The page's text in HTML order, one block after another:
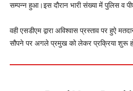
सम्पन्न हुआ।इस दौरान भारी संख्या में पुलिस व
वही एसडीएम द्वारा अविश्वास प्रस्ताव पर हुऐ
सौपने पर अगले प्रमुख को लेकर प्रक्रिया शुरू